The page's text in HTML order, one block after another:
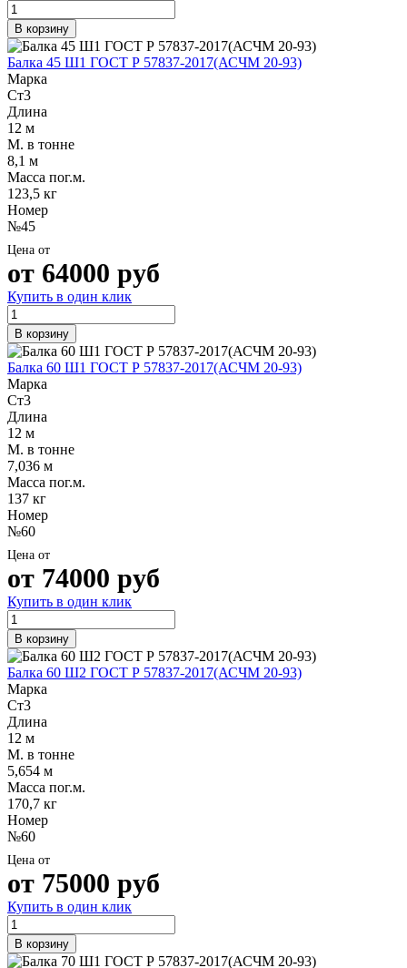
В корзину
Балка 45 Ш1 ГОСТ Р 57837-2017(АСЧМ 20-93)
Марка
Ст3
Длина
12 м
М. в тонне
8,1 м
Масса пог.м.
123,5 кг
Номер
№45
Цена от
от 64000 руб
Купить в один клик
В корзину
Балка 60 Ш1 ГОСТ Р 57837-2017(АСЧМ 20-93)
Марка
Ст3
Длина
12 м
М. в тонне
7,036 м
Масса пог.м.
137 кг
Номер
№60
Цена от
от 74000 руб
Купить в один клик
В корзину
Балка 60 Ш2 ГОСТ Р 57837-2017(АСЧМ 20-93)
Марка
Ст3
Длина
12 м
М. в тонне
5,654 м
Масса пог.м.
170,7 кг
Номер
№60
Цена от
от 75000 руб
Купить в один клик
В корзину